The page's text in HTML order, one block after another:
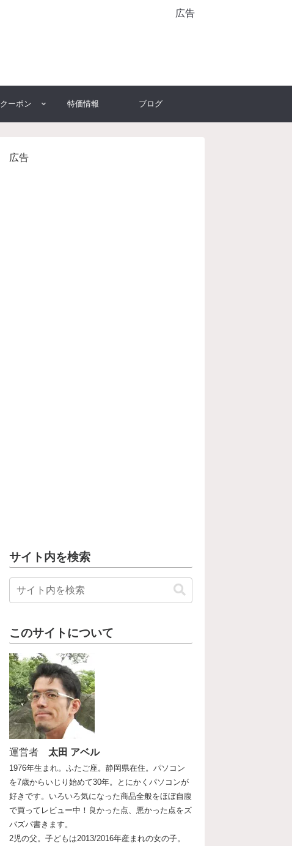
広告
クーポン 特価情報 ブログ
広告
サイト内を検索
このサイトについて
運営者 太田 アベル
1976年生まれ。ふたご座。静岡県在住。パソコン
を7歳からいじり始めて30年。とにかくパソコンが
好きです。いろいろ気になった商品全般をほぼ自腹
で買ってレビュー中！良かった点、悪かった点をズ
バズバ書きます。
2児の父。子どもは2013/2016年産まれの女の子。